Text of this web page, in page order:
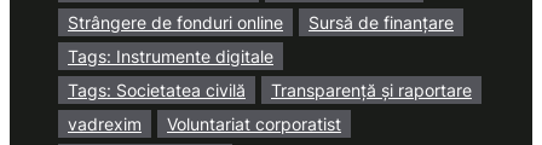
Strângere de fonduri online
Sursă de finanțare
Tags: Instrumente digitale
Tags: Societatea civilă
Transparență și raportare
vadrexim
Voluntariat corporatist